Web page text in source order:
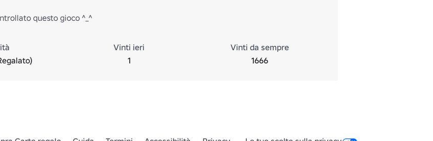
questo gioco ^_^
Vinti ieri
1
Vinti da sempre
1666